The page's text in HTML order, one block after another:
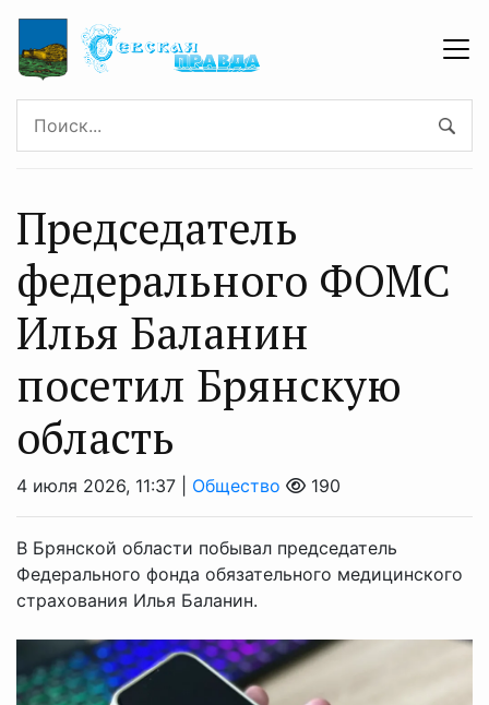
Председатель
федерального ФОМС
Илья Баланин
посетил Брянскую
область
4 июля 2026, 11:37 | Общество 190
В Брянской области побывал председатель
Федерального фонда обязательного медицинского
страхования Илья Баланин.